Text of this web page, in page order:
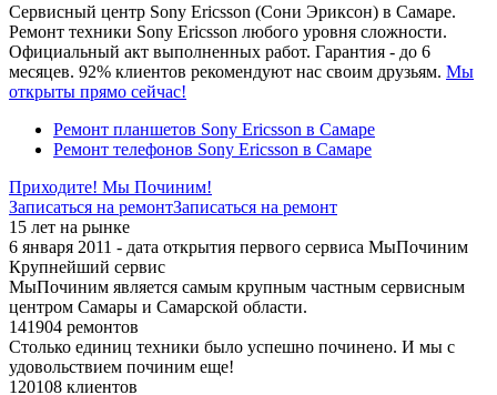
Сервисный центр Sony Ericsson (Сони Эриксон) в Самаре.
Ремонт техники Sony Ericsson любого уровня сложности.
Официальный акт выполненных работ. Гарантия - до 6
месяцев. 92% клиентов рекомендуют нас своим друзьям. Мы
открыты прямо сейчас!
Ремонт планшетов Sony Ericsson в Самаре
Ремонт телефонов Sony Ericsson в Самаре
Приходите! Мы Починим!
Записаться на ремонтЗаписаться на ремонт
15 лет на рынке
6 января 2011 - дата открытия первого сервиса МыПочиним
Крупнейший сервис
МыПочиним является самым крупным частным сервисным
центром Самары и Самарской области.
141904 ремонтов
Столько единиц техники было успешно починено. И мы с
удовольствием починим еще!
120108 клиентов